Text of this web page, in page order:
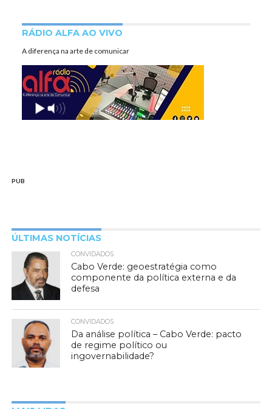
RÁDIO ALFA AO VIVO
A diferença na arte de comunicar
PUB
ÚLTIMAS NOTÍCIAS
CONVIDADOS
Cabo Verde: geoestratégia como
componente da política externa e da
defesa
CONVIDADOS
Da análise política – Cabo Verde: pacto
de regime político ou
ingovernabilidade?